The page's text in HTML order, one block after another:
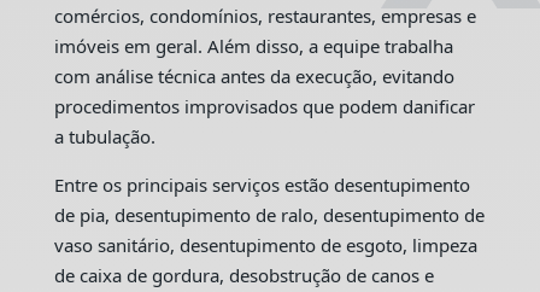
comércios, condomínios, restaurantes, empresas e
imóveis em geral. Além disso, a equipe trabalha
com análise técnica antes da execução, evitando
procedimentos improvisados que podem danificar
a tubulação.
Entre os principais serviços estão desentupimento
de pia, desentupimento de ralo, desentupimento de
vaso sanitário, desentupimento de esgoto, limpeza
de caixa de gordura, desobstrução de canos e